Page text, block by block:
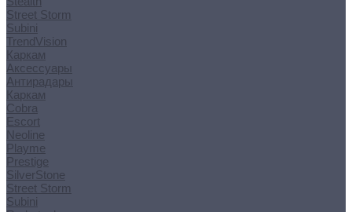
Street Storm
Subini
TrendVision
Каркам
Аксессуары
Антирадары
Каркам
Cobra
Escort
Neoline
Playme
Prestige
SilverStone
Street Storm
Subini